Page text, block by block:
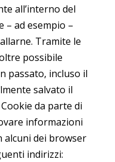
all’interno del
– ad esempio –
Tramite le
possibile
passato, incluso il
salvato il
da parte di
informazioni
alcuni dei browser
indirizzi: